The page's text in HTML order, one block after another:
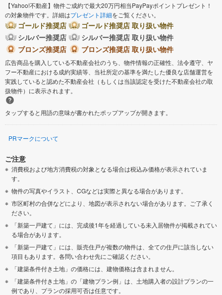
【Yahoo!不動産】物件ご成約で最大20万円相当PayPayポイントプレゼント！
の対象物件です。詳細はプレゼント詳細をご覧ください。
ゴールド推奨店
ゴールド推奨店 取り扱い物件
シルバー推奨店
シルバー推奨店 取り扱い物件
ブロンズ推奨店
ブロンズ推奨店 取り扱い物件
広告商品を購入している不動産会社のうち、物件情報の正確性、法令遵守、ヤ
フー不動産における成約実績等、当社所定の基準を満たした優良な店舗運営を
実践していると認めた不動産会社（もしくは当該認定を受けた不動産会社の取
扱物件）に表示されます。
タップすると用語の意味が書かれたポップアップが開きます。
PRマークについて
ご注意
消費税および地方消費税の対象となる場合は税込み価格が表示されていま
す。
物件の写真やイラスト、CGなどは実際と異なる場合があります。
市区町村の合併などにより、地図が表示されない場合があります。ご了承く
ださい。
「新築一戸建て」には、完成後1年を経過している未入居物件が掲載されてい
る場合があります。
「新築一戸建て」には、販売住戸が複数の物件は、全ての住戸に該当しない
項目もあります。各問い合わせ先にご確認ください。
「建築条件付き土地」の価格には、建物価格は含まれません。
「建築条件付き土地」の「建物プラン例」は、土地購入者の設計プランの一
例であり、プランの採用可否は任意です。